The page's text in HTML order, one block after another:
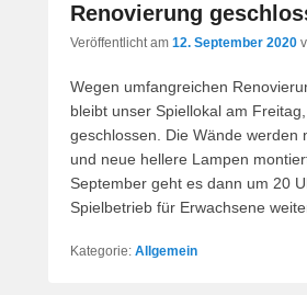
Renovierung
Veröffentlicht am 12. September 2020
Wegen umfangreichen
bleibt unser Spiellokal am
geschlossen. Die Wände werden
und neue hellere Lampen
September geht es dann um 20
Spielbetrieb für Erwachsene
Kategorie: Allgemein